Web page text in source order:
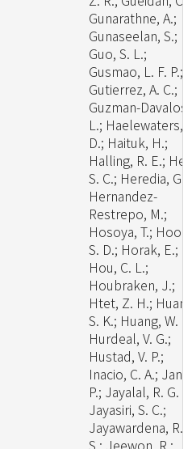
Gunarathne, A.;
Gunaseelan, S.;
Guo, S. L.;
Gusmao, L. F. P.;
Gutierrez, A. C.;
Guzman-Davalos,
L.; Haelewaters,
D.; Haituk, H.;
Halling, R. E.; He,
S. C.; Heredia, G.;
Hernandez-
Restrepo, M.;
Hosoya, T.; Hoog,
S. D.; Horak, E.;
Hou, C. L.;
Houbraken, J.;
Htet, Z. H.;
S. K.; Huang, W.
Hurdeal, V. G.;
Hustad, V. P.;
Inacio, C. A.;
P.; Jayalal, R. G.
Jayasiri, S. C.;
Jayawardena, R.
S.; Jeewon, R.;